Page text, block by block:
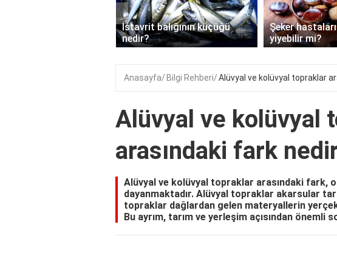
İstavrit balığının küçüğü
nedir?
Şeker
yiyebilir mi?
‹
Anasayfa Bilgi Rehberi Alüvyal ve kolüvyal topraklar
Alüvyal ve kolüvyal
arasındaki fark
Alüvyal ve kolüvyal topraklar arasındaki fark,
dayanmaktadır. Alüvyal topraklar akarsular
topraklar dağlardan gelen materyallerin
Bu ayrım, tarım ve yerleşim açısından önemli